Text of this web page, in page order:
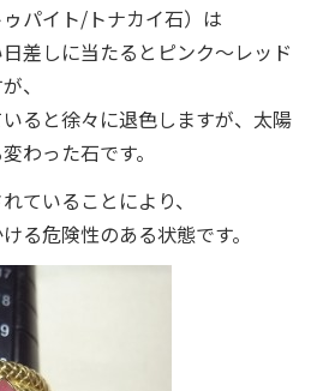
パイト/トナカイ石）は
差しに当たるとピンク～レッド
、
ると徐々に退色しますが、太陽
わった石です。
ていることにより、
る危険性のある状態です。